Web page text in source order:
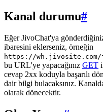
Kanal durumu#
Eğer JivoChat'ya
ibaresini eklerseniz, örneğin
https://wh.jivosite.com/
bu URL'ye yapacağınız GET
cevap 2xx koduyla başarılı
dair bilgi bulacaksınız.
olarak dönecektir.